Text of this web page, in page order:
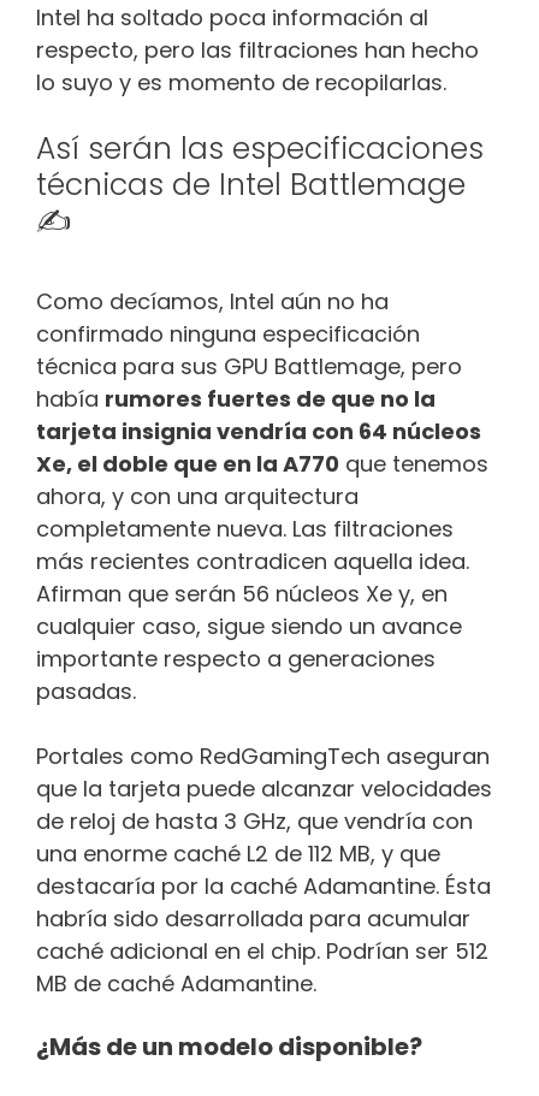
Intel ha soltado poca información al
respecto, pero las filtraciones han hecho
lo suyo y es momento de recopilarlas.
Así serán las especificaciones
técnicas de Intel Battlemage
✍️
Como decíamos, Intel aún no ha
confirmado ninguna especificación
técnica para sus GPU Battlemage, pero
había rumores fuertes de que no la
tarjeta insignia vendría con 64 núcleos
Xe, el doble que en la A770 que tenemos
ahora, y con una arquitectura
completamente nueva. Las filtraciones
más recientes contradicen aquella idea.
Afirman que serán 56 núcleos Xe y, en
cualquier caso, sigue siendo un avance
importante respecto a generaciones
pasadas.
Portales como RedGamingTech aseguran
que la tarjeta puede alcanzar velocidades
de reloj de hasta 3 GHz, que vendría con
una enorme caché L2 de 112 MB, y que
destacaría por la caché Adamantine. Ésta
habría sido desarrollada para acumular
caché adicional en el chip. Podrían ser 512
MB de caché Adamantine.
¿Más de un modelo disponible?